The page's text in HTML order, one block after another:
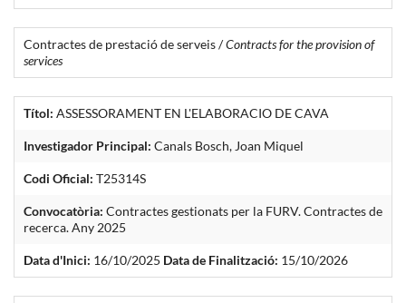
Contractes de prestació de serveis /Contracts for the provision of
services
Títol: ASSESSORAMENT EN L'ELABORACIO DE CAVA
Investigador Principal: Canals Bosch, Joan Miquel
Codi Oficial: T25314S
Convocatòria: Contractes gestionats per la FURV. Contractes de
recerca. Any 2025
Data d'Inici: 16/10/2025 Data de Finalització: 15/10/2026